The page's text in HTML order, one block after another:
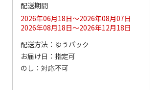
ドジャース 大谷翔
平 日本人最多53試
合連続出塁記念 シ
ル…
17,000円
(送料・税込)
谷翔平 2026 NL 3・
4月投手…
配送期間
2026年06月18日～2026年08月07日
2026年08月18日～2026年12月18日
配送方法
ゆうパック
お届け日
指定可
のし
対応不可